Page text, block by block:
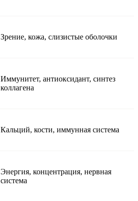
Зрение, кожа, слизистые оболочки
Иммунитет, антиоксидант, синтез
коллагена
Кальций, кости, иммунная система
Энергия, концентрация, нервная
система